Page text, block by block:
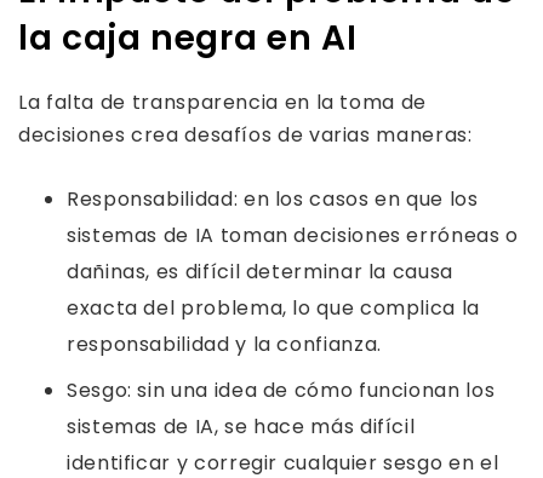
la caja negra en AI
La falta de transparencia en la toma de
decisiones crea desafíos de varias maneras:
Responsabilidad: en los casos en que los
sistemas de IA toman decisiones erróneas o
dañinas, es difícil determinar la causa
exacta del problema, lo que complica la
responsabilidad y la confianza.
Sesgo: sin una idea de cómo funcionan los
sistemas de IA, se hace más difícil
identificar y corregir cualquier sesgo en el